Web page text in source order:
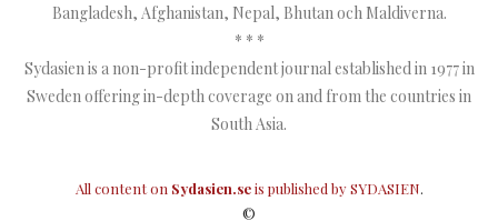
Bangladesh, Afghanistan, Nepal, Bhutan och Maldiverna.
* * *
Sydasien is a non-profit independent journal established in 1977 in
Sweden offering in-depth coverage on and from the countries in
South Asia.
All content on Sydasien.seis published bySYDASIEN.
©